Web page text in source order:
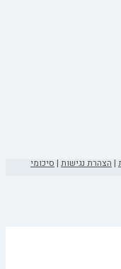
| הצהרת נגישות | סיכומי